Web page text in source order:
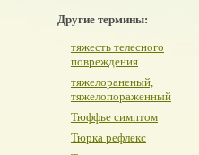
Другие термины:
тяжесть телесного
повреждения
тяжелораненый,
тяжелопораженный
Тюффье симптом
Тюрка рефлекс